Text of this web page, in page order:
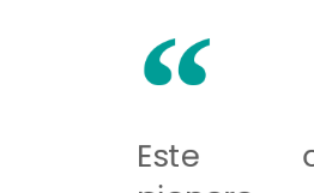
Este